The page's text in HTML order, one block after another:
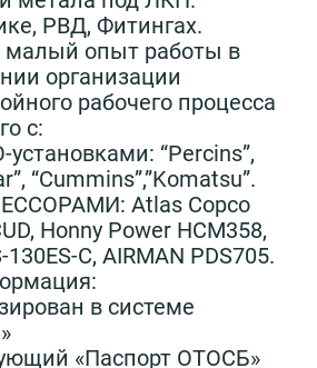
РВД, Фитингах.
опыт работы в
организации
рабочего процесса
с:
“Percins”,
“Сummins”,”Komatsu”.
Atlas Copco
Honny Power HCM358,
130ES-C, AIRMAN PDS705.
в системе
«Паспорт ОТОСБ»